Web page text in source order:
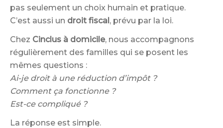
pas seulement un choix humain et pratique.
C’est aussi un droit fiscal, prévu par la loi.
Chez Cinclus à domicile, nous accompagnons
régulièrement des familles qui se posent les
mêmes questions :
Ai-je droit à une réduction d’impôt ?
Comment ça fonctionne ?
Est-ce compliqué ?
La réponse est simple.